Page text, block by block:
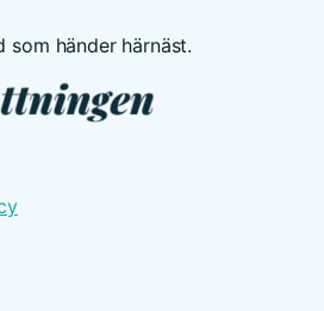
som händer härnäst.